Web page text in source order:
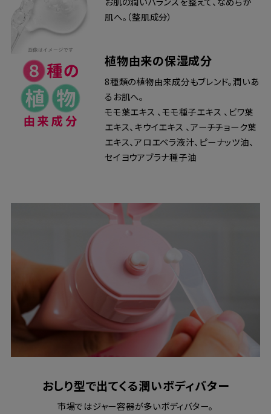
肌へ。（整肌成分）
植物由来の保湿成分
8種類の植物由来成分もブレンド。潤いあ
るお肌へ。
モモ葉エキス 、モモ種子エキス 、ビワ葉
エキス、キウイエキス 、アーチチョーク葉
エキス、アロエベラ液汁、ピーナッツ油、
セイヨウアブラナ種子油
おしり型で出てくる潤いボディバター
市場ではジャー容器が多いボディバター。